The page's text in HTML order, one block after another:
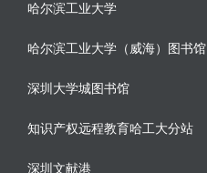
哈尔滨工业大学
哈尔滨工业大学（威海）图书馆
深圳大学城图书馆
知识产权远程教育哈工大分站
深圳文献港